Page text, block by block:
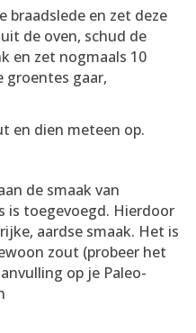
braadslede en zet deze
de oven, schud de
en zet nogmaals 10
gaar,
en dien meteen op.
de smaak van
is toegevoegd. Hierdoor
aardse smaak. Het is
zout (probeer het
op je Paleo-